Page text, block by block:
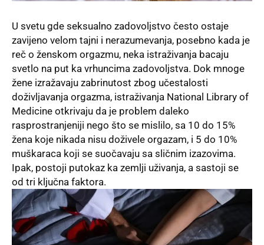
U svetu gde seksualno zadovoljstvo često ostaje
zavijeno velom tajni i nerazumevanja, posebno kada je
reč o ženskom orgazmu, neka istraživanja bacaju
svetlo na put ka vrhuncima zadovoljstva. Dok mnoge
žene izražavaju zabrinutost zbog učestalosti
doživljavanja orgazma, istraživanja National Library of
Medicine otkrivaju da je problem daleko
rasprostranjeniji nego što se mislilo, sa 10 do 15%
žena koje nikada nisu doživele orgazam, i 5 do 10%
muškaraca koji se suočavaju sa sličnim izazovima.
Ipak, postoji putokaz ka zemlji uživanja, a sastoji se
od tri ključna faktora.